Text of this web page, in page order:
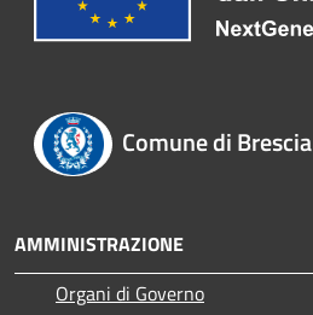
Comune di Brescia
AMMINISTRAZIONE
Organi di Governo